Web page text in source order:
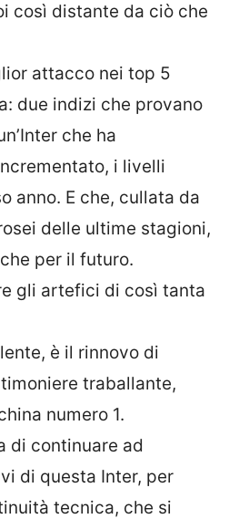
così distante da ciò che
attacco nei top 5
due indizi che provano
che ha
i livelli
anno. E che, cullata da
delle ultime stagioni,
per il futuro.
gli artefici di così tanta
è il rinnovo di
traballante,
numero 1.
di continuare ad
di questa Inter, per
tecnica, che si